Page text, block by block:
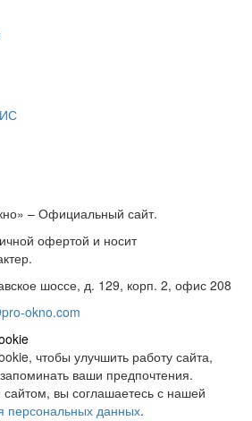
– Официальный сайт.
офертой и носит
шоссе, д. 129, корп. 2, офис 208
okno.com
чтобы улучшить работу сайта,
ваши предпочтения.
вы соглашаетесь с нашей
персональных данных.